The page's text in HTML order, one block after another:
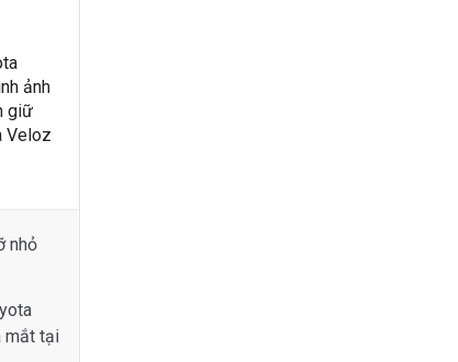
ảnh
giữ
Veloz
nhỏ
mắt tại